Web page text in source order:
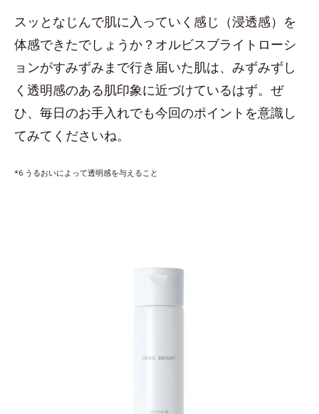
スッとなじんで肌に入っていく感じ（浸透感）を
体感できたでしょうか？オルビスブライトローシ
ョンがすみずみまで行き届いた肌は、みずみずし
く透明感のある肌印象に近づけているはず。ぜ
ひ、毎日のお手入れでも今回のポイントを意識し
てみてくださいね。
*6 うるおいによって透明感を与えること